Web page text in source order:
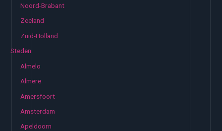
Noord-Brabant
Zeeland
Zuid-Holland
Steden
Almelo
Almere
Amersfoort
Amsterdam
Apeldoorn